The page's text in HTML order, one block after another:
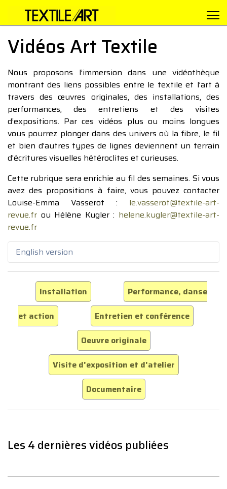
Vidéos Art Textile
Nous proposons l’immersion dans une vidéothèque
montrant des liens possibles entre le textile et l’art à
travers des œuvres originales, des installations, des
performances, des entretiens et des visites
d’expositions. Par ces vidéos plus ou moins longues
vous pourrez plonger dans des univers où la fibre, le fil
et bien d’autres types de lignes deviennent un terrain
d’écritures visuelles hétéroclites et curieuses.
Cette rubrique sera enrichie au fil des semaines. Si vous
avez des propositions à faire, vous pouvez contacter
Louise-Emma Vasserot : le.vasserot@textile-art-
revue.fr ou Hélène Kugler : helene.kugler@textile-art-
revue.fr
English version
Installation
Performance, danse
et action
Entretien et conférence
Oeuvre originale
Visite d'exposition et d'atelier
Documentaire
Les 4 dernières vidéos publiées